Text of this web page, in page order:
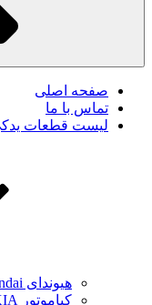
صفحه اصلی
تماس با ما
لیست قطعات
هیوندای Hyundai
کیاموتور KIA